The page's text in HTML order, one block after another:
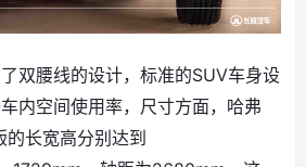
双腰线的设计，标准的SUV车身设
内空间使用率，尺寸方面，哈弗
的长宽高分别达到